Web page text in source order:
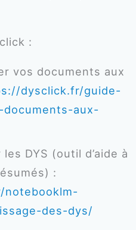
:
vos documents aux
dysclick.fr/guide-
aux-
DYS (outil d’aide à
:
des-dys/